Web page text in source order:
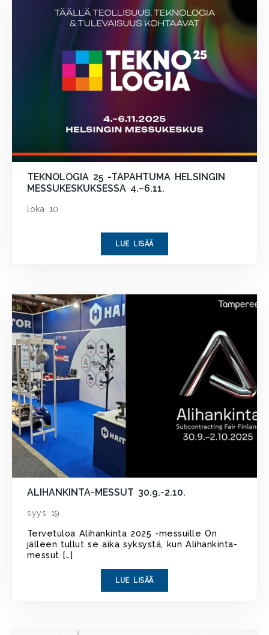
TEKNOLOGIA 25 -TAPAHTUMA HELSINGIN
MESSUKESKUKSESSA 4.–6.11.
loka 10
LUE LISÄÄ
ALIHANKINTA-MESSUT 30.9.-2.10.
syys 19
Tervetuloa Alihankinta 2025 -messuille On
jälleen tullut se aika syksystä, kun Alihankinta-
messut […]
LUE LISÄÄ